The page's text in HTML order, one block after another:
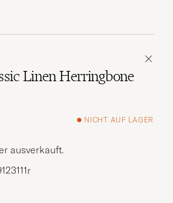
Linen Herringbone
NICHT AUF LAGER
ausverkauft.